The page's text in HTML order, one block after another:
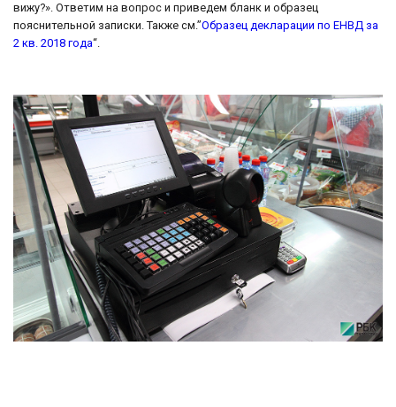
вижу?». Ответим на вопрос и приведем бланк и образец
пояснительной записки. Также см.”Образец декларации по ЕНВД за
2 кв. 2018 года“.